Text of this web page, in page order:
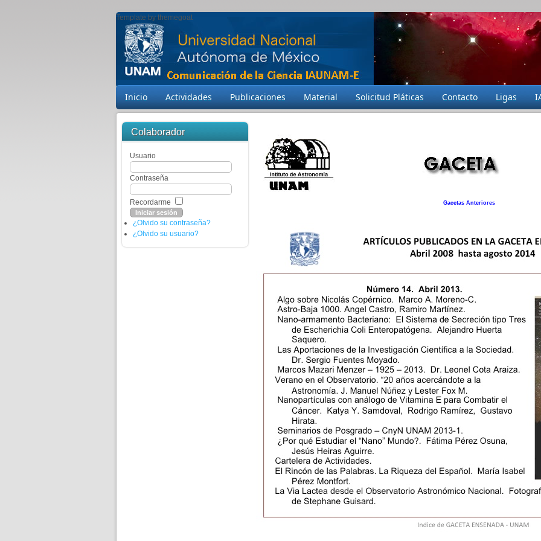
Template by themegoat
Inicio Actividades Publicaciones Material Solicitud Pláticas Contacto Ligas
Colaborador
Usuario
Contraseña
Recordarme
¿Olvido su contraseña?
¿Olvido su usuario?
Gacetas Anteriores